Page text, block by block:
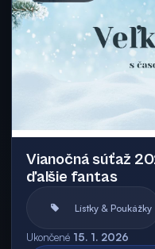
Vianočná súťaž
ďalšie fantas
Lístky & Poukážky
Ukončené 15. 1. 2026